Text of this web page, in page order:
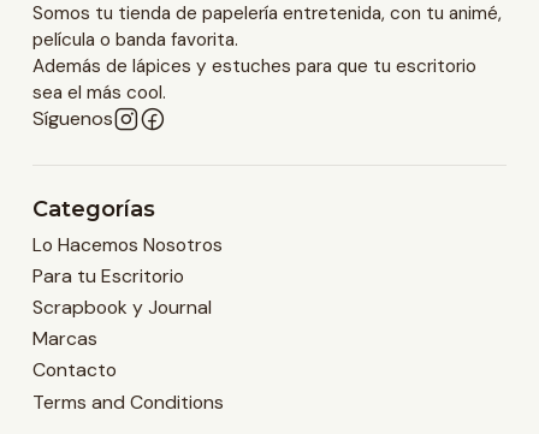
Somos tu tienda de papelería entretenida, con tu animé,
película o banda favorita.
Además de lápices y estuches para que tu escritorio
sea el más cool.
Síguenos
Categorías
Lo Hacemos Nosotros
Para tu Escritorio
Scrapbook y Journal
Marcas
Contacto
Terms and Conditions